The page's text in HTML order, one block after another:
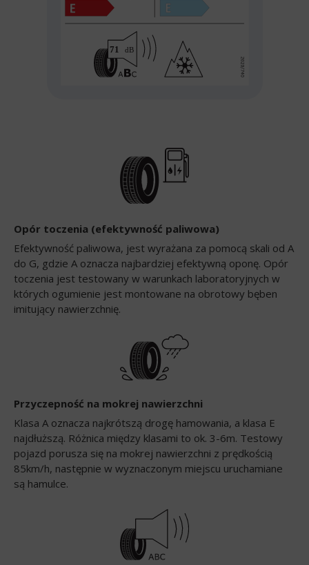
Opór toczenia (efektywność paliwowa)
Efektywność paliwowa, jest wyrażana za pomocą skali od A
do G, gdzie A oznacza najbardziej efektywną oponę. Opór
toczenia jest testowany w warunkach laboratoryjnych w
których ogumienie jest montowane na obrotowy bęben
imitujący nawierzchnię.
Przyczepność na mokrej nawierzchni
Klasa A oznacza najkrótszą drogę hamowania, a klasa E
najdłuższą. Różnica między klasami to ok. 3-6m. Testowy
pojazd porusza się na mokrej nawierzchni z prędkością
85km/h, następnie w wyznaczonym miejscu uruchamiane
są hamulce.